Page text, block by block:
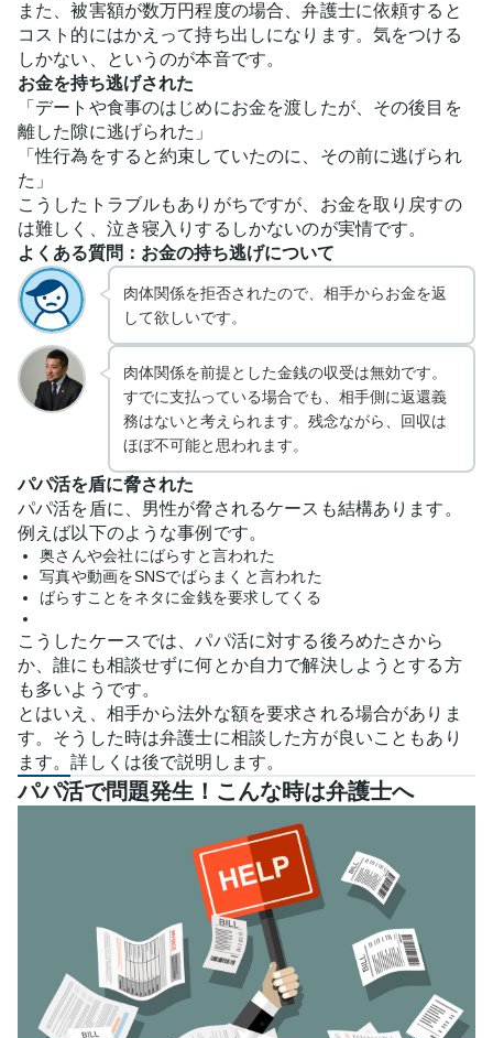
また、被害額が数万円程度の場合、弁護士に依頼すると
コスト的にはかえって持ち出しになります。気をつける
しかない、というのが本音です。
お金を持ち逃げされた
「デートや食事のはじめにお金を渡したが、その後目を
離した隙に逃げられた」
「性行為をすると約束していたのに、その前に逃げられ
た」
こうしたトラブルもありがちですが、お金を取り戻すの
は難しく、泣き寝入りするしかないのが実情です。
よくある質問：お金の持ち逃げについて
肉体関係を拒否されたので、相手からお金を返
して欲しいです。
肉体関係を前提とした金銭の収受は無効です。
すでに支払っている場合でも、相手側に返還義
務はないと考えられます。残念ながら、回収は
ほぼ不可能と思われます。
パパ活を盾に脅された
パパ活を盾に、男性が脅されるケースも結構あります。
例えば以下のような事例です。
奥さんや会社にばらすと言われた
写真や動画をSNSでばらまくと言われた
ばらすことをネタに金銭を要求してくる
こうしたケースでは、パパ活に対する後ろめたさから
か、誰にも相談せずに何とか自力で解決しようとする方
も多いようです。
とはいえ、相手から法外な額を要求される場合がありま
す。そうした時は弁護士に相談した方が良いこともあり
ます。詳しくは後で説明します。
パパ活で問題発生！こんな時は弁護士へ